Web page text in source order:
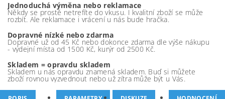
Jednoduchá výměna nebo reklamace
Někdy se prostě netrefíte do vkusu. I kvalitní zboží se může
rozbít. Ale reklamace i vrácení u nás bude hračka.
Dopravné nízké nebo zdarma
Dopravné už od 45 Kč nebo dokonce zdarma dle výše nákupu
- výdejní místa od 1500 Kč, kurýr od 2500 Kč.
Skladem = opravdu skladem
Skladem u nás opravdu znamená skladem. Buď si můžete
zboží rovnou vyzvednout nebo už zítra může být u Vás.